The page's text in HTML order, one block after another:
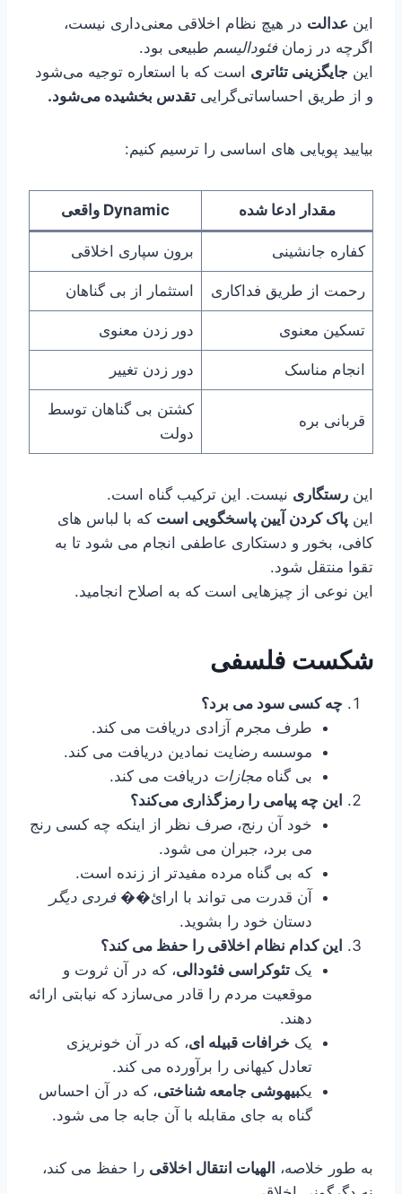
این عدالت در هیچ نظام اخلاقی معنی‌داری نیست،
اگرچه در زمانفئودالیسم طبیعی بود.
این جایگزینی تئاتری است که با استعاره توجیه می‌شود
و از طریق احساساتی‌گرایی تقدس بخشیده می‌شود.
بیایید پویایی های اساسی را ترسیم کنیم:
مقدار ادعا شده Dynamic واقعی
کفاره جانشینی برون سپاری اخلاقی
رحمت از طریق فداکاری استثمار از بی گناهان
تسکین معنوی دور زدن معنوی
انجام مناسک دور زدن تغییر
قربانی بره
کشتن بی گناهان توسط
دولت
این رستگاری نیست. این ترکیب گناه است.
این پاک کردن آیین پاسخگویی است که با لباس های
کافی، بخور و دستکاری عاطفی انجام می شود تا به
تقوا منتقل شود.
این نوعی از چیزهایی است که به اصلاح انجامید.
شکست فلسفی
چه کسی سود می برد؟
طرف مجرم آزادی دریافت می کند.
موسسه رضایت نمادین دریافت می کند.
بی گناه مجازات دریافت می کند.
این چه پیامی را رمزگذاری می‌کند؟
خود آن رنج، صرف نظر از اینکه چه کسی رنج
می برد، جبران می شود.
که بی گناه مرده مفیدتر از زنده است.
آن قدرت می تواند با ارائ��فردی دیگر
دستان خود را بشوید.
این کدام نظام اخلاقی را حفظ می کند؟
یک تئوکراسی فئودالی، که در آن ثروت و
موقعیت مردم را قادر می‌سازد که نیابتی ارائه
دهند.
یک خرافات قبیله ای، که در آن خونریزی
تعادل کیهانی را برآورده می کند.
یکبیهوشی جامعه شناختی، که در آن احساس
گناه به جای مقابله با آن جابه جا می شود.
به طور خلاصه، الهیات انتقال اخلاقی را حفظ می کند،